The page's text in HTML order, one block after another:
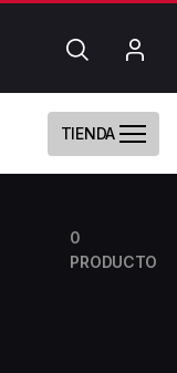
Búsqueda
TIENDA
0
PRODUCTO